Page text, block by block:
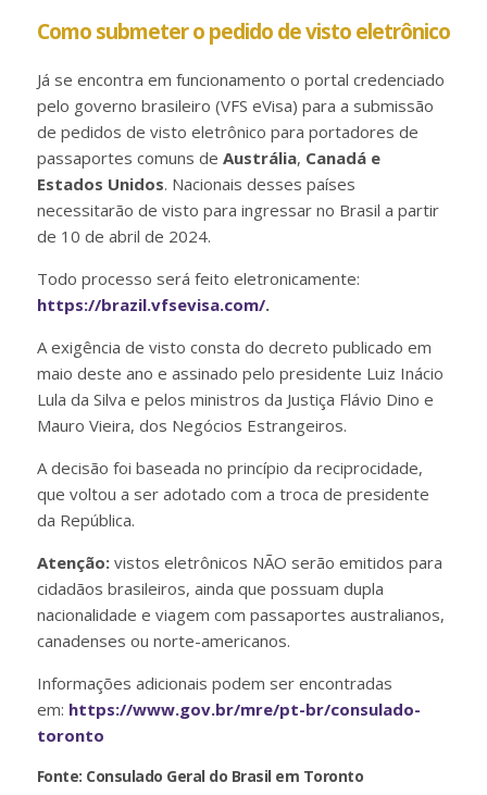
Como submeter o pedido de visto eletrônico
Já se encontra em funcionamento o portal credenciado
pelo governo brasileiro (VFS eVisa) para a submissão
de pedidos de visto eletrônico para portadores de
passaportes comuns de Austrália, Canadá e
Estados Unidos. Nacionais desses países
necessitarão de visto para ingressar no Brasil a partir
de 10 de abril de 2024.
Todo processo será feito eletronicamente:
https://brazil.vfsevisa.com/.
A exigência de visto consta do decreto publicado em
maio deste ano e assinado pelo presidente Luiz Inácio
Lula da Silva e pelos ministros da Justiça Flávio Dino e
Mauro Vieira, dos Negócios Estrangeiros.
A decisão foi baseada no princípio da reciprocidade,
que voltou a ser adotado com a troca de presidente
da República.
Atenção:vistos eletrônicos NÃO serão emitidos para
cidadãos brasileiros, ainda que possuam dupla
nacionalidade e viagem com passaportes australianos,
canadenses ou norte-americanos.
Informações adicionais podem ser encontradas
em: https://www.gov.br/mre/pt-br/consulado-
toronto
Fonte: Consulado Geral do Brasil em Toronto